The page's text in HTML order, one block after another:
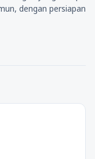
dengan persiapan